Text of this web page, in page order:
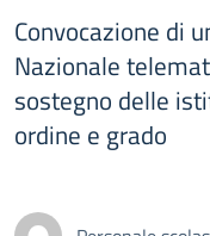
Convocazione di
Nazionale
sostegno delle
ordine e grado